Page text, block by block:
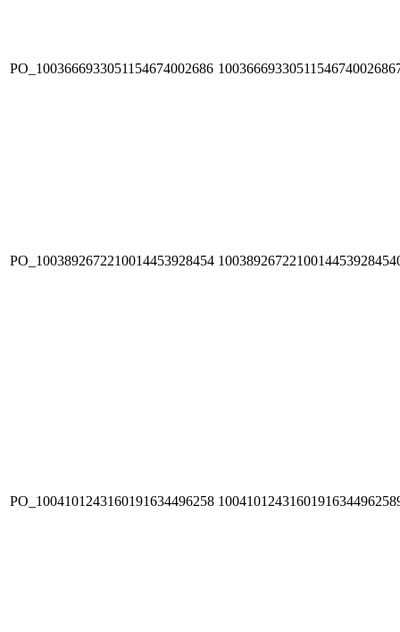
PO_1003666933051154674002686
PO_1003892672210014453928454
PO_1004101243160191634496258